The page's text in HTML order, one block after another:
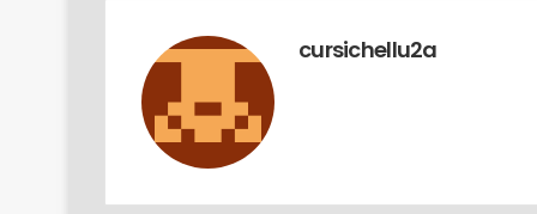
cursichellu2a